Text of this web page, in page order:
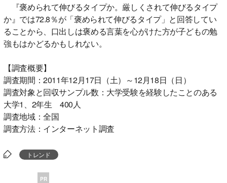
『褒められて伸びるタイプか。厳しくされて伸びるタイプ
か』では72.8％が「褒められて伸びるタイプ」と回答してい
ることから、口出しは褒める言葉を心がけた方が子どもの勉
強もはかどるかもしれない。
【調査概要】
調査期間：2011年12月17日（土）～12月18日（日）
調査対象と回収サンプル数：大学受験を経験したことのある
大学1、2年生 400人
調査地域：全国
調査方法：インターネット調査
トレンド
PR